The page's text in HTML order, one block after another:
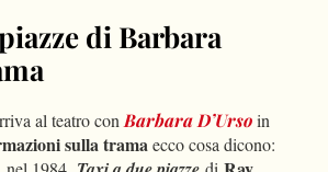
di Barbara
al teatro conBarbara D’Ursoin
sulla tramaecco cosa dicono: